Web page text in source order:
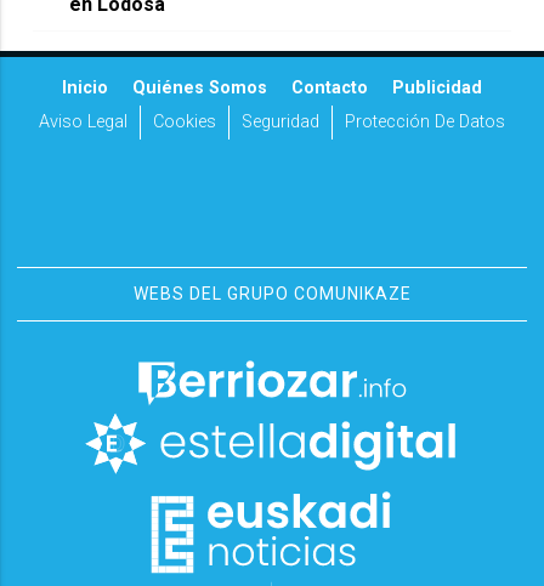
en Lodosa
Inicio Quiénes Somos Contacto
Publicidad
Aviso Legal
Cookies Seguridad Protección De Datos
WEBS DEL GRUPO COMUNIKAZE